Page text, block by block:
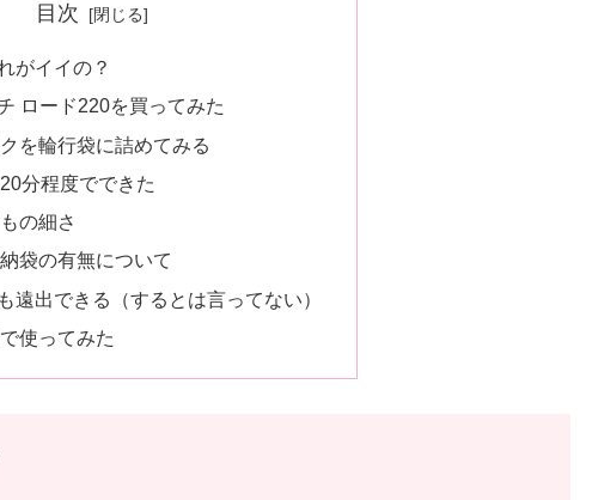
目次
がイイの？
ロード220を買ってみた
を輪行袋に詰めてみる
分程度でできた
の細さ
袋の有無について
遠出できる（するとは言ってない）
使ってみた